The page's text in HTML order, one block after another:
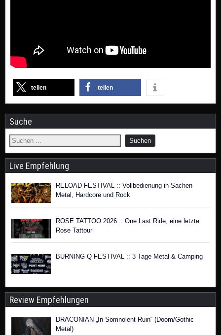
teilen teilen
Suche
Live Empfehlung
RELOAD FESTIVAL :: Vollbedienung in Sachen
Metal, Hardcore und Rock
ROSE TATTOO 2026 :: One Last Ride, eine letzte
Rose Tattour
BURNING Q FESTIVAL :: 3 Tage Metal & Camping
Review Empfehlungen
DRACONIAN „In Somnolent Ruin“ (Doom/Gothic
Metal)